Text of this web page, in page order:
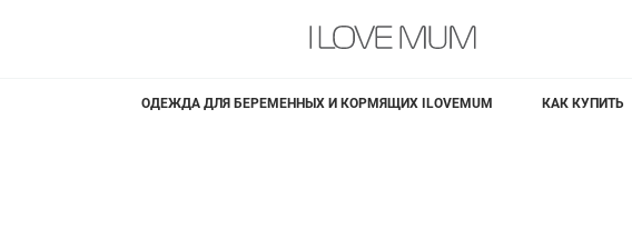
ОДЕЖДА ДЛЯ БЕРЕМЕННЫХ И КОРМЯЩИХ ILOVEMUM КАК КУПИТЬ